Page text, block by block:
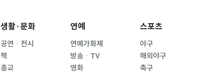
생활·문화
공연ㆍ전시
책
종교
연예
연예가화제
방송ㆍTV
영화
스포츠
야구
해외야구
축구